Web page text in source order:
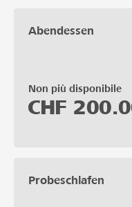
Abendessen
Non più disponibile
CHF
Probeschlafen